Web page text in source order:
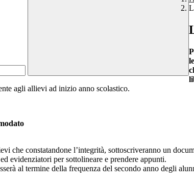
le
agli allievi ad inizio anno scolastico.
che constatandone l’integrità, sottoscriveranno un
evidenziatori per sottolineare e prendere appunti.
al termine della frequenza del secondo anno degli